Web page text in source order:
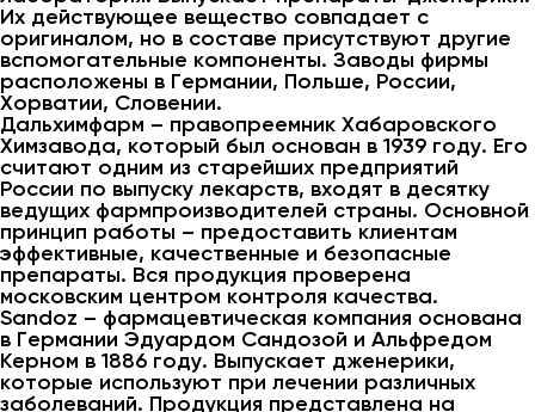
Их действующее вещество совпадает с
оригиналом, но в составе присутствуют другие
вспомогательные компоненты. Заводы фирмы
расположены в Германии, Польше, России,
Хорватии, Словении.
Дальхимфарм – правопреемник Хабаровского
Химзавода, который был основан в 1939 году. Его
считают одним из старейших предприятий
России по выпуску лекарств, входят в десятку
ведущих фармпроизводителей страны. Основной
принцип работы – предоставить клиентам
эффективные, качественные и безопасные
препараты. Вся продукция проверена
московским центром контроля качества.
Sandoz – фармацевтическая компания основана
в Германии Эдуардом Сандозой и Альфредом
Керном в 1886 году. Выпускает дженерики,
которые используют при лечении различных
заболеваний. Продукция представлена на